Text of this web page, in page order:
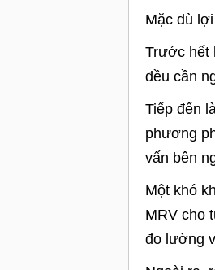
Trụ sở
Nội.
Văn phòng
Email: